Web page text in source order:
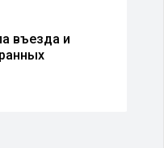
въезда и